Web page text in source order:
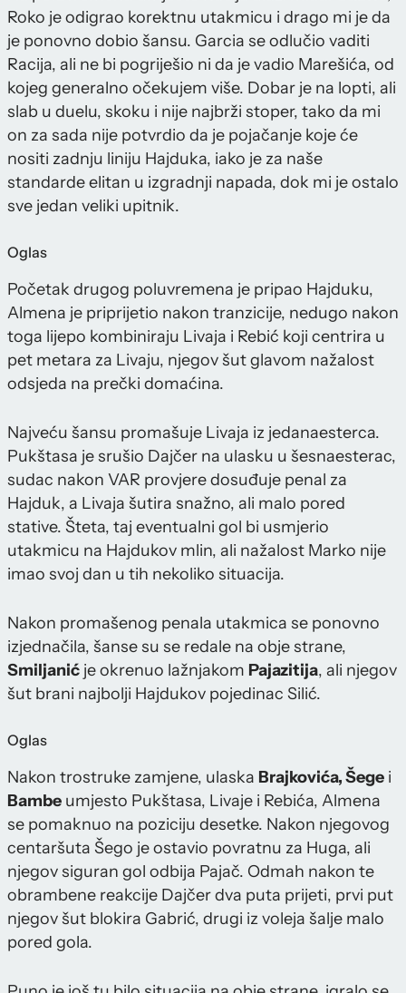
Roko je odigrao korektnu utakmicu i drago mi je da
je ponovno dobio šansu. Garcia se odlučio vaditi
Racija, ali ne bi pogriješio ni da je vadio Marešića, od
kojeg generalno očekujem više. Dobar je na lopti, ali
slab u duelu, skoku i nije najbrži stoper, tako da mi
on za sada nije potvrdio da je pojačanje koje će
nositi zadnju liniju Hajduka, iako je za naše
standarde elitan u izgradnji napada, dok mi je ostalo
sve jedan veliki upitnik.
Oglas
Početak drugog poluvremena je pripao Hajduku,
Almena je priprijetio nakon tranzicije, nedugo nakon
toga lijepo kombiniraju Livaja i Rebić koji centrira u
pet metara za Livaju, njegov šut glavom nažalost
odsjeda na prečki domaćina.
Najveću šansu promašuje Livaja iz jedanaesterca.
Pukštasa je srušio Dajčer na ulasku u šesnaesterac,
sudac nakon VAR provjere dosuđuje penal za
Hajduk, a Livaja šutira snažno, ali malo pored
stative. Šteta, taj eventualni gol bi usmjerio
utakmicu na Hajdukov mlin, ali nažalost Marko nije
imao svoj dan u tih nekoliko situacija.
Nakon promašenog penala utakmica se ponovno
izjednačila, šanse su se redale na obje strane,
Smiljanić je okrenuo lažnjakom Pajazitija, ali njegov
šut brani najbolji Hajdukov pojedinac Silić.
Oglas
Nakon trostruke zamjene, ulaska Brajkovića, Šege i
Bambe umjesto Pukštasa, Livaje i Rebića, Almena
se pomaknuo na poziciju desetke. Nakon njegovog
centaršuta Šego je ostavio povratnu za Huga, ali
njegov siguran gol odbija Pajač. Odmah nakon te
obrambene reakcije Dajčer dva puta prijeti, prvi put
njegov šut blokira Gabrić, drugi iz voleja šalje malo
pored gola.